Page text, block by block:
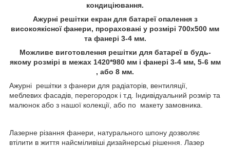
кондиціювання.
Ажурні решітки екран для батареї опалення з
високоякісної фанери, прораховані у розмірі 700х500 мм
та фанері 3-4 мм.
Можливе виготовлення решітки для батареї в будь-
якому розмірі в межах 1420*980 мм і фанері 3-4 мм, 5-6 мм
, або 8 мм.
Ажурні решітки з фанери для радіаторів, вентиляції,
меблевих фасадів, перегородок і т.д. Індивідуальний розмір та
малюнок або з нашої колекції, або по макету замовника.
Лазерне різання фанери, натурального шпону дозволяє
втілити в життя найсміливіші дизайнерські рішення. Лазер